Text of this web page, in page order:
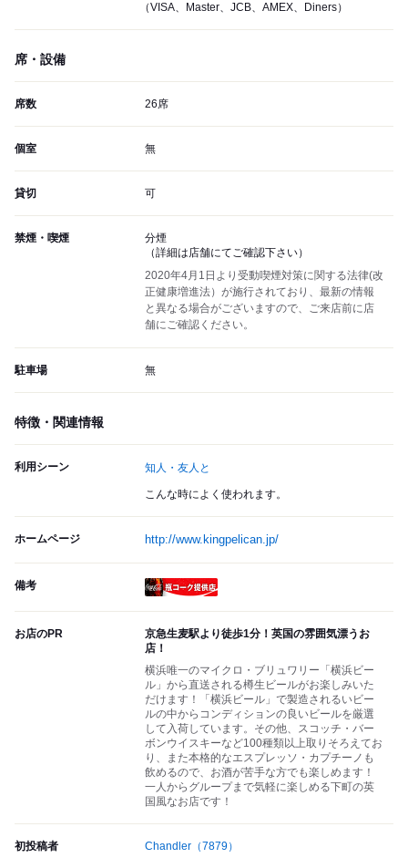
（VISA、Master、JCB、AMEX、Diners）
席・設備
席数 26席
個室 無
貸切 可
禁煙・喫煙
分煙
（詳細は店舗にてご確認下さい）
2020年4月1日より受動喫煙対策に関する法律(改
正健康増進法）が施行されており、最新の情報
と異なる場合がございますので、ご来店前に店
舗にご確認ください。
駐車場 無
特徴・関連情報
利用シーン 知人・友人と
こんな時によく使われます。
ホームページ http://www.kingpelican.jp/
備考
お店のPR
京急生麦駅より徒歩1分！英国の雰囲気漂うお
店！
横浜唯一のマイクロ・ブリュワリー「横浜ビー
ル」から直送される樽生ビールがお楽しみいた
だけます！「横浜ビール」で製造されるいビー
ルの中からコンディションの良いビールを厳選
して入荷しています。その他、スコッチ・バー
ボンウイスキーなど100種類以上取りそろえてお
り、また本格的なエスプレッソ・カプチーノも
飲めるので、お酒が苦手な方でも楽しめます！
一人からグループまで気軽に楽しめる下町の英
国風なお店です！
初投稿者 Chandler （7879）